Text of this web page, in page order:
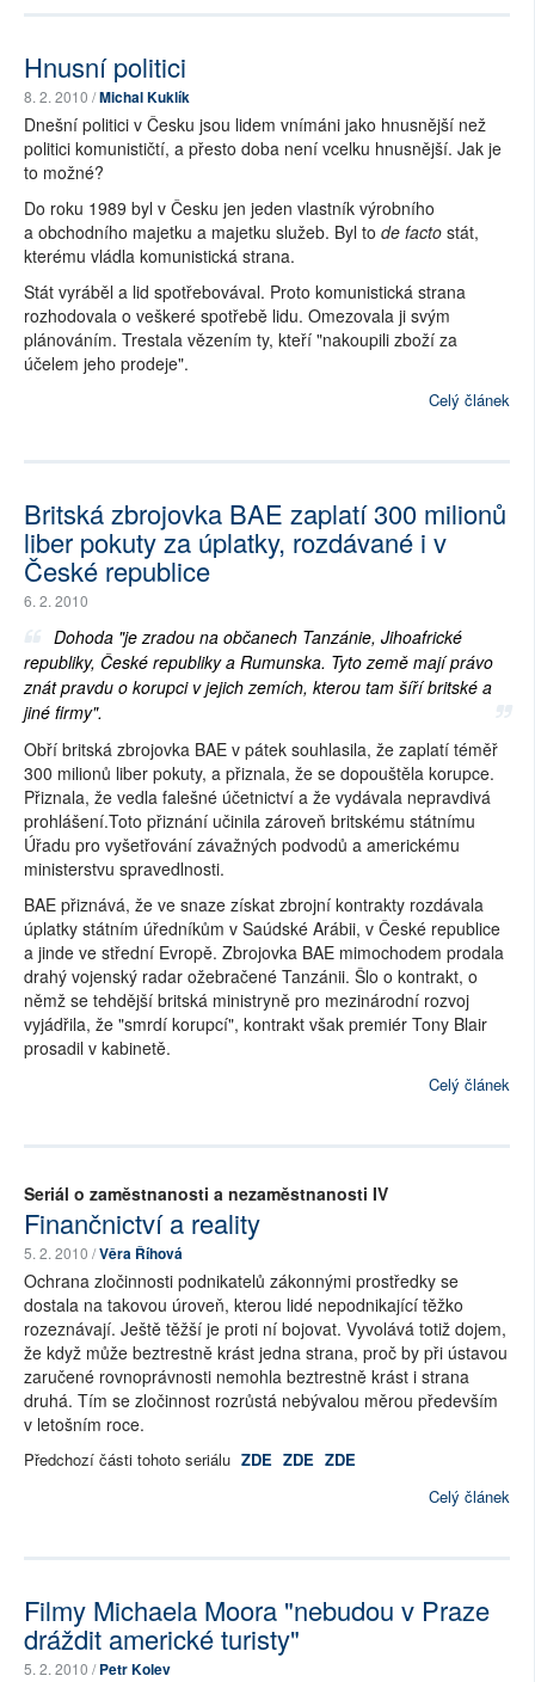
Hnusní politici
8. 2. 2010 /Michal Kuklík
Dnešní politici v Česku jsou lidem vnímáni jako hnusnější než
politici komunističtí, a přesto doba není vcelku hnusnější. Jak je
to možné?
Do roku 1989 byl v Česku jen jeden vlastník výrobního
a obchodního majetku a majetku služeb. Byl to de facto stát,
kterému vládla komunistická strana.
Stát vyráběl a lid spotřebovával. Proto komunistická strana
rozhodovala o veškeré spotřebě lidu. Omezovala ji svým
plánováním. Trestala vězením ty, kteří "nakoupili zboží za
účelem jeho prodeje".
Celý článek
Britská zbrojovka BAE zaplatí 300 milionů
liber pokuty za úplatky, rozdávané i v
České republice
6. 2. 2010
Dohoda "je zradou na občanech Tanzánie, Jihoafrické
republiky, České republiky a Rumunska. Tyto země mají právo
znát pravdu o korupci v jejich zemích, kterou tam šíří britské a
jiné firmy".
Obří britská zbrojovka BAE v pátek souhlasila, že zaplatí téměř
300 milionů liber pokuty, a přiznala, že se dopouštěla korupce.
Přiznala, že vedla falešné účetnictví a že vydávala nepravdivá
prohlášení.Toto přiznání učinila zároveň britskému státnímu
Úřadu pro vyšetřování závažných podvodů a americkému
ministerstvu spravedlnosti.
BAE přiznává, že ve snaze získat zbrojní kontrakty rozdávala
úplatky státním úředníkům v Saúdské Arábii, v České republice
a jinde ve střední Evropě. Zbrojovka BAE mimochodem prodala
drahý vojenský radar ožebračené Tanzánii. Šlo o kontrakt, o
němž se tehdější britská ministryně pro mezinárodní rozvoj
vyjádřila, že "smrdí korupcí", kontrakt však premiér Tony Blair
prosadil v kabinetě.
Celý článek
Seriál o zaměstnanosti a nezaměstnanosti IV
Finančnictví a reality
5. 2. 2010 /Věra Říhová
Ochrana zločinnosti podnikatelů zákonnými prostředky se
dostala na takovou úroveň, kterou lidé nepodnikající těžko
rozeznávají. Ještě těžší je proti ní bojovat. Vyvolává totiž dojem,
že když může beztrestně krást jedna strana, proč by při ústavou
zaručené rovnoprávnosti nemohla beztrestně krást i strana
druhá. Tím se zločinnost rozrůstá nebývalou měrou především
v letošním roce.
Předchozí části tohoto seriálu ZDE ZDE ZDE
Celý článek
Filmy Michaela Moora "nebudou v Praze
dráždit americké turisty"
5. 2. 2010 /Petr Kolev